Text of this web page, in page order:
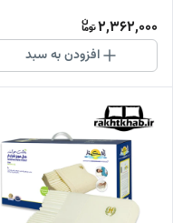
2,362,000
افزودن به سبد